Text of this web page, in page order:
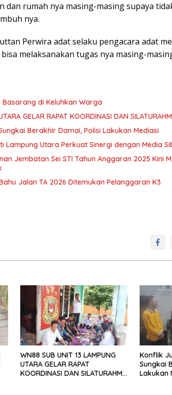
dan rumah nya masing-masing supaya
nya.
Perwira adat selaku pengacara adat
melaksanakan tugas nya masing-
Basarang di Keluhkan Warga
GELAR RAPAT KOORDINASI DAN
Berakhir Damai, Polisi Lakukan Mediasi
Lampung Utara Perkuat Sinergi dengan Media
Jembatan Sei STI Tahun Anggaran 2025 Kini
Jalan TA 2026 Ditemukan Pelanggaran K3
WN88 SUB UNIT 13 LAMPUNG
UTARA GELAR RAPAT
KOORDINASI DAN SILATURAHMI
Konflik
Sungkai
Lakukan